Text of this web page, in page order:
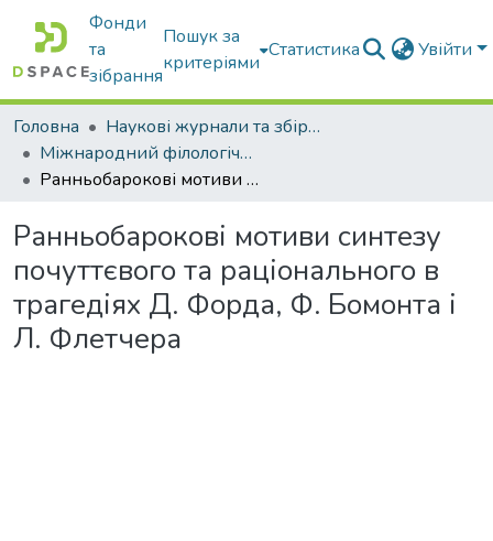
Фонди
та
зібрання
Пошук за
критеріями
Статистика Увійти
Головна
Наукові журнали та збірники видань
Міжнародний філологічний часопис
Ранньобарокові мотиви синтезу почуттєвого та раціонального в трагедіях Д. Форда, Ф. Бомонта і Л. Флетчера
Ранньобарокові мотиви синтезу
почуттєвого та раціонального в
трагедіях Д. Форда, Ф. Бомонта і
Л. Флетчера